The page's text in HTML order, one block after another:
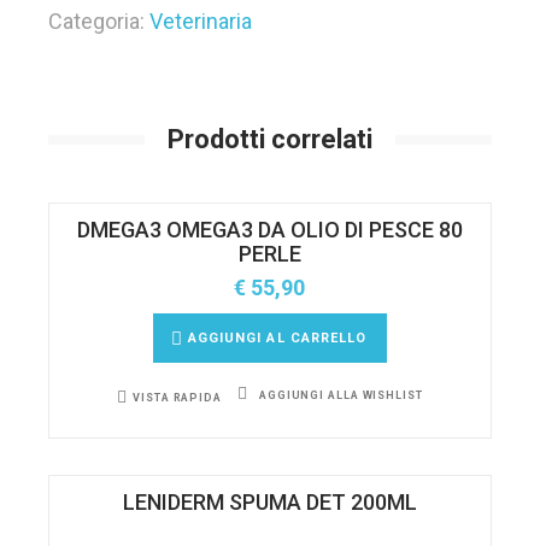
Categoria: Veterinaria
Prodotti correlati
DMEGA3 OMEGA3 DA OLIO DI PESCE 80
PERLE
€ 55,90
AGGIUNGI AL CARRELLO
VISTA RAPIDA AGGIUNGI ALLA WISHLIST
LENIDERM SPUMA DET 200ML